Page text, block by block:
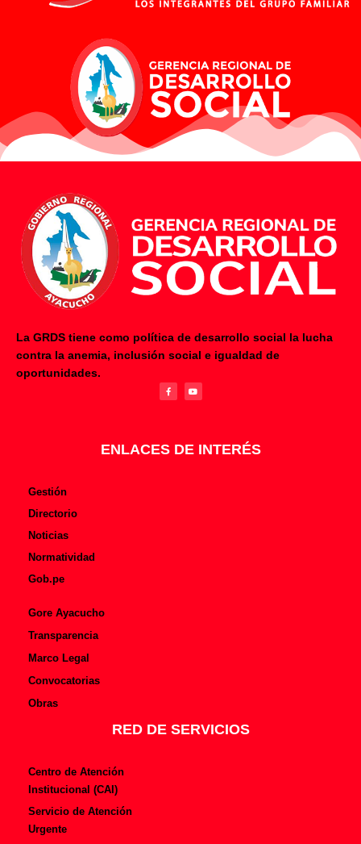
La GRDS tiene como política de desarrollo social la lucha
contra la anemia, inclusión social e igualdad de
oportunidades.
c
e
b
u
t
u
ENLACES DE INTERÉS
Gestión
Directorio
Noticias
Normatividad
Gob.pe
Gore Ayacucho
Transparencia
Marco Legal
Convocatorias
Obras
RED DE SERVICIOS
Centro de Atención
Institucional (CAI)
Servicio de Atención
Urgente